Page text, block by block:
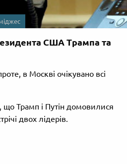
США Трампа та
в Москві очікувано всі
що Трамп і Путін домовилися
двох лідерів.